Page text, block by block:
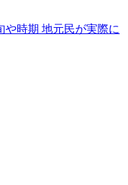
や時期 地元民が実際に